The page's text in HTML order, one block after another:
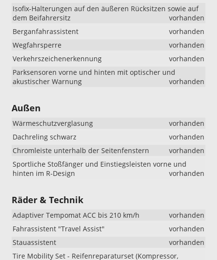
Isofix-Halterungen auf den äußeren Rücksitzen sowie auf
dem Beifahrersitz
vorhanden
Berganfahrassistent
vorhanden
Wegfahrsperre
vorhanden
Verkehrszeichenerkennung
vorhanden
Parksensoren vorne und hinten mit optischer und
akustischer Warnung
vorhanden
Außen
Wärmeschutzverglasung
vorhanden
Dachreling schwarz
vorhanden
Chromleiste unterhalb der Seitenfenstern
vorhanden
Sportliche Stoßfänger und Einstiegsleisten vorne und
hinten im R-Design
vorhanden
Räder & Technik
Adaptiver Tempomat ACC bis 210 km/h
vorhanden
Fahrassistent "Travel Assist"
vorhanden
Stauassistent
vorhanden
Tire Mobility Set - Reifenreparaturset (Kompressor,